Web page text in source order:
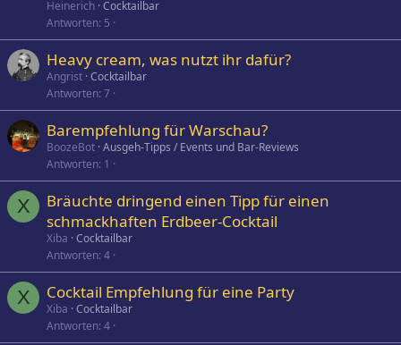
Heinerich Cocktailbar
Antworten 5
Heavy cream, was nutzt ihr dafür?
Angrist Cocktailbar
Antworten 7
Barempfehlung für Warschau?
BoozeBot Ausgeh-Tipps / Events und Bar-Reviews
Antworten 1
X
Bräuchte dringend einen Tipp für einen
schmackhaften Erdbeer-Cocktail
Xiba Cocktailbar
Antworten 4
X Cocktail Empfehlung für eine Party
Xiba Cocktailbar
Antworten 4